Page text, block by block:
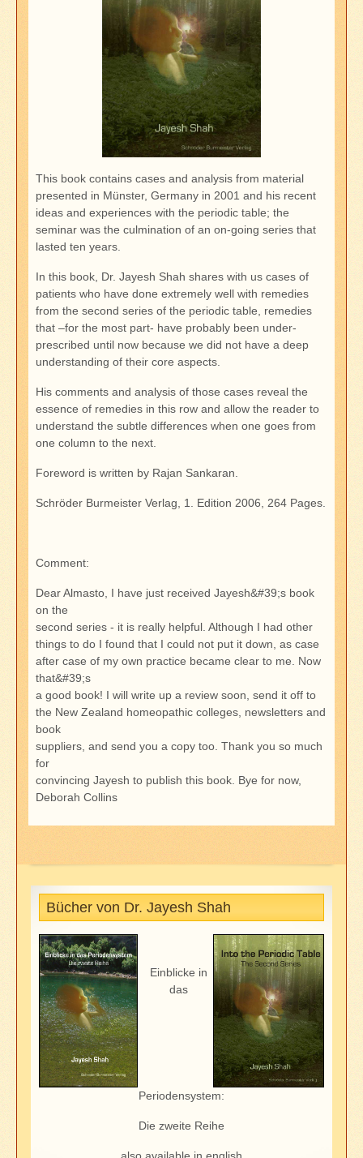
This book contains cases and analysis from material
presented in Münster, Germany in 2001 and his recent
ideas and experiences with the periodic table; the
seminar was the culmination of an on-going series that
lasted ten years.
In this book, Dr. Jayesh Shah shares with us cases of
patients who have done extremely well with remedies
from the second series of the periodic table, remedies
that –for the most part- have probably been under-
prescribed until now because we did not have a deep
understanding of their core aspects.
His comments and analysis of those cases reveal the
essence of remedies in this row and allow the reader to
understand the subtle differences when one goes from
one column to the next.
Foreword is written by Rajan Sankaran.
Schröder Burmeister Verlag, 1. Edition 2006, 264 Pages.
Comment:
Dear Almasto, I have just received Jayesh&#39;s book
on the
second series - it is really helpful. Although I had other
things to do I found that I could not put it down, as case
after case of my own practice became clear to me. Now
that&#39;s
a good book! I will write up a review soon, send it off to
the New Zealand homeopathic colleges, newsletters and
book
suppliers, and send you a copy too. Thank you so much
for
convincing Jayesh to publish this book. Bye for now,
Deborah Collins
Bücher von Dr. Jayesh Shah
Einblicke in
das
Periodensystem:
Die zweite Reihe